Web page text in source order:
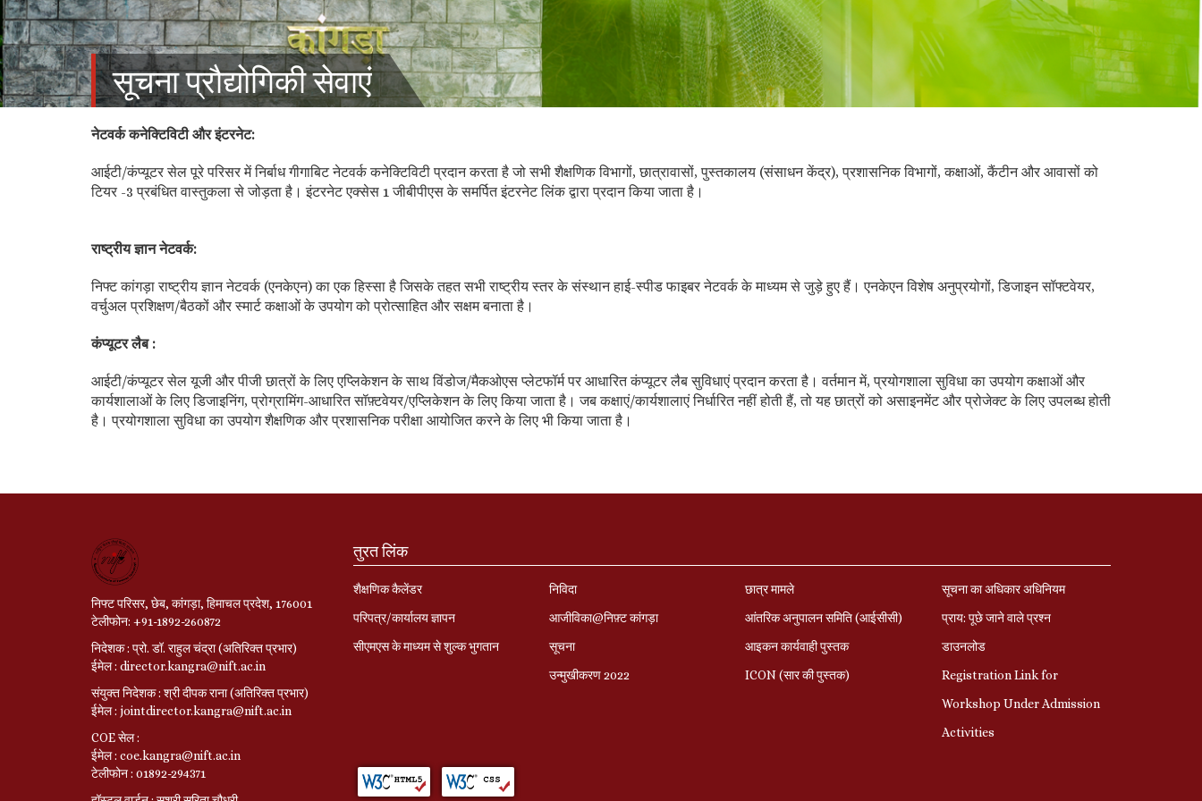
सूचना प्रौद्योगिकी सेवाएं
नेटवर्क कनेक्टिविटी और इंटरनेट:
आईटी/कंप्यूटर सेल पूरे परिसर में निर्बाध गीगाबिट नेटवर्क कनेक्टिविटी प्रदान करता है जो सभी शैक्षणिक विभागों, छात्रावासों, पुस्तकालय (संसाधन केंद्र), प्रशासनिक विभागों, कक्षाओं, कैंटीन और आवासों को
टियर -3 प्रबंधित वास्तुकला से जोड़ता है। इंटरनेट एक्सेस 1 जीबीपीएस के समर्पित इंटरनेट लिंक द्वारा प्रदान किया जाता है।
राष्ट्रीय ज्ञान नेटवर्क:
निफ्ट कांगड़ा राष्ट्रीय ज्ञान नेटवर्क (एनकेएन) का एक हिस्सा है जिसके तहत सभी राष्ट्रीय स्तर के संस्थान हाई-स्पीड फाइबर नेटवर्क के माध्यम से जुड़े हुए हैं। एनकेएन विशेष अनुप्रयोगों, डिजाइन सॉफ्टवेयर,
वर्चुअल प्रशिक्षण/बैठकों और स्मार्ट कक्षाओं के उपयोग को प्रोत्साहित और सक्षम बनाता है।
कंप्यूटर लैब :
आईटी/कंप्यूटर सेल यूजी और पीजी छात्रों के लिए एप्लिकेशन के साथ विंडोज/मैकओएस प्लेटफॉर्म पर आधारित कंप्यूटर लैब सुविधाएं प्रदान करता है। वर्तमान में, प्रयोगशाला सुविधा का उपयोग कक्षाओं और
कार्यशालाओं के लिए डिजाइनिंग, प्रोग्रामिंग-आधारित सॉफ़्टवेयर/एप्लिकेशन के लिए किया जाता है। जब कक्षाएं/कार्यशालाएं निर्धारित नहीं होती हैं, तो यह छात्रों को असाइनमेंट और प्रोजेक्ट के लिए उपलब्ध होती
है। प्रयोगशाला सुविधा का उपयोग शैक्षणिक और प्रशासनिक परीक्षा आयोजित करने के लिए भी किया जाता है।
निफ्ट परिसर, छेब, कांगड़ा, हिमाचल प्रदेश, 176001
टेलीफोन: +91-1892-260872
निदेशक : प्रो. डॉ. राहुल चंद्रा (अतिरिक्त प्रभार)
ईमेल : director.kangra@nift.ac.in
संयुक्त निदेशक : श्री दीपक राना (अतिरिक्त प्रभार)
ईमेल : jointdirector.kangra@nift.ac.in
COE सेल :
ईमेल : coe.kangra@nift.ac.in
टेलीफोन : 01892-294371
तुरत लिंक
शैक्षणिक कैलेंडर
परिपत्र/कार्यालय ज्ञापन
सीएमएस के माध्यम से शुल्क भुगतान
निविदा
आजीविका@निफ़्ट कांगड़ा
सूचना
उन्मुखीकरण 2022
छात्र मामले
आंतरिक अनुपालन समिति (आईसीसी)
आइकन कार्यवाही पुस्तक
ICON (सार की पुस्तक)
सूचना का अधिकार अधिनियम
प्राय: पूछे जाने वाले प्रश्‍न
डाउनलोड
Registration Link for
Workshop Under Admission
Activities